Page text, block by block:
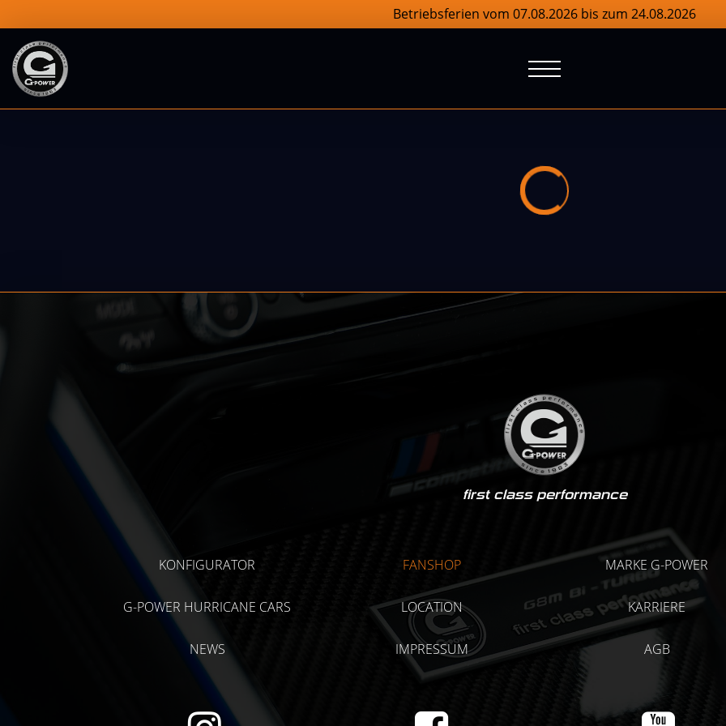
Betriebsferien vom 07.08.2026 bis zum 24.08.2026
first class performance
KONFIGURATOR FANSHOP MARKE G-POWER
G-POWER HURRICANE CARS LOCATION KARRIERE
NEWS IMPRESSUM AGB